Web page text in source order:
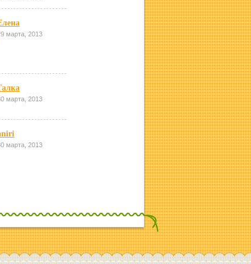
марта, 2013
марта, 2013
марта, 2013